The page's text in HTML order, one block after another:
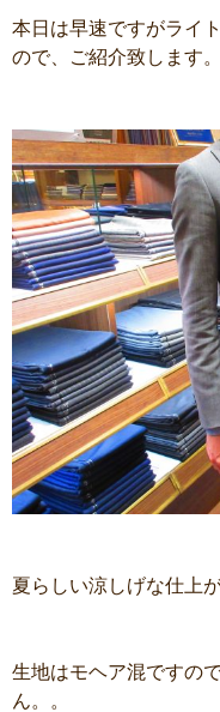
本日は早速ですがライ
ので、ご紹介致します。
夏らしい涼しげな仕上
生地はモヘア混ですの
ん。。